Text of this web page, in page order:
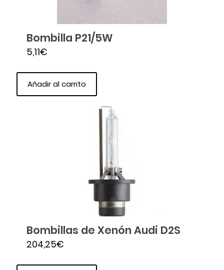
Bombilla P21/5W
5,11€
Añadir al carrito
Bombillas de Xenón Audi D2S
204,25€